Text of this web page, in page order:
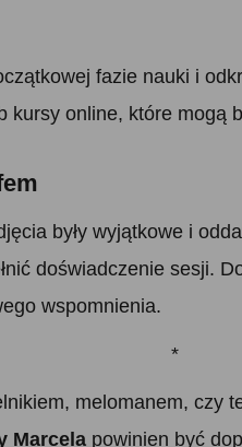
fazie nauki i
kursy online, które
były wyjątkowe i
doświadczenie sesji.
wspomnienia.
*
melomanem,
Marcela powinien być